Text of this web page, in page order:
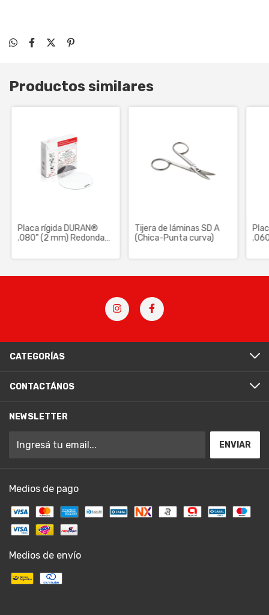
Productos similares
Placa rígida DURAN®
.080" (2 mm) Redondas
Tijera de láminas SD A
(Chica-Punta curva)
CATEGORÍAS
CONTACTÁNOS
NEWSLETTER
Medios de pago
Medios de envío